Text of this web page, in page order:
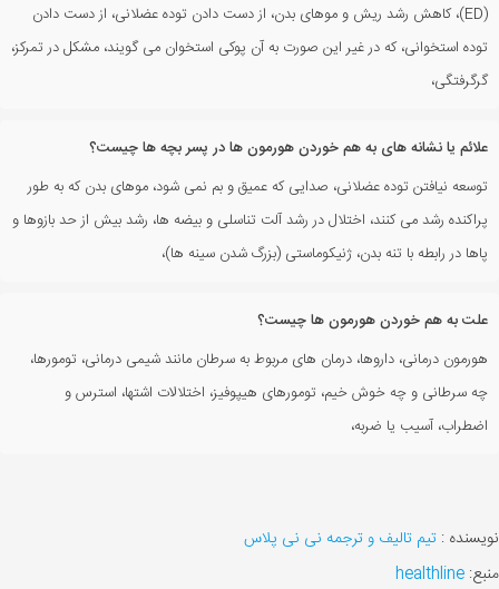
(ED)، کاهش رشد ریش و موهای بدن، از دست دادن توده عضلانی، از دست دادن
توده استخوانی، که در غیر این صورت به آن پوکی استخوان می گویند، مشکل در تمرکز،
گرگرفتگی،
علائم یا نشانه های به هم خوردن هورمون ها در پسر بچه ها چیست؟
توسعه نیافتن توده عضلانی، صدایی که عمیق و بم نمی شود، موهای بدن که به طور
پراکنده رشد می کنند، اختلال در رشد آلت تناسلی و بیضه ها، رشد بیش از حد بازوها و
پاها در رابطه با تنه بدن، ژنیکوماستی (بزرگ شدن سینه ها)،
علت به هم خوردن هورمون ها چیست؟
هورمون درمانی، داروها، درمان های مربوط به سرطان مانند شیمی درمانی، تومورها،
چه سرطانی و چه خوش خیم، تومورهای هیپوفیز، اختلالات اشتها، استرس و
اضطراب، آسیب یا ضربه،
نویسنده : تیم تالیف و ترجمه نی نی پلاس
منبع: healthline